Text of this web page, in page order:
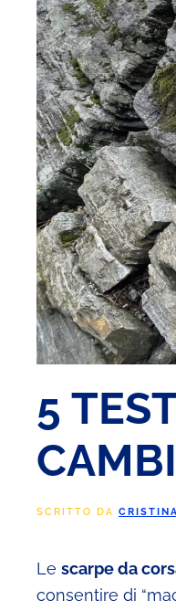
5
SCRITTO DA
Le scarpe da
consentire di